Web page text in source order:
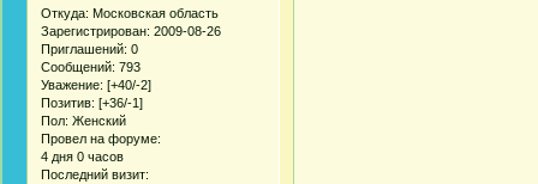
Откуда: Московская область
Зарегистрирован: 2009-08-26
Приглашений: 0
Сообщений: 793
Уважение: [+40/-2]
Позитив: [+36/-1]
Пол: Женский
Провел на форуме:
4 дня 0 часов
Последний визит: